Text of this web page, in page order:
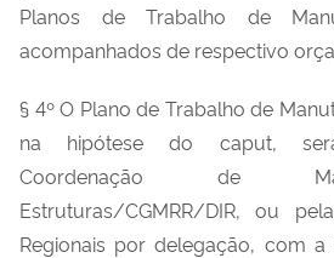
Planos de Trabalho de
acompanhados de respectivo
§ 4º O Plano de Trabalho de
na hipótese do caput,
Coordenação de
Estruturas/CGMRR/DIR, ou
Regionais por delegação, com a